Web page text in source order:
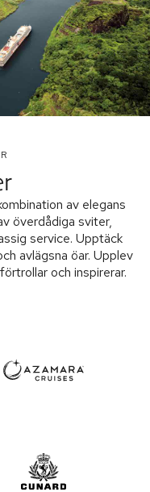
av elegans
överdådiga sviter,
service. Upptäck
avlägsna öar. Upplev
och inspirerar.